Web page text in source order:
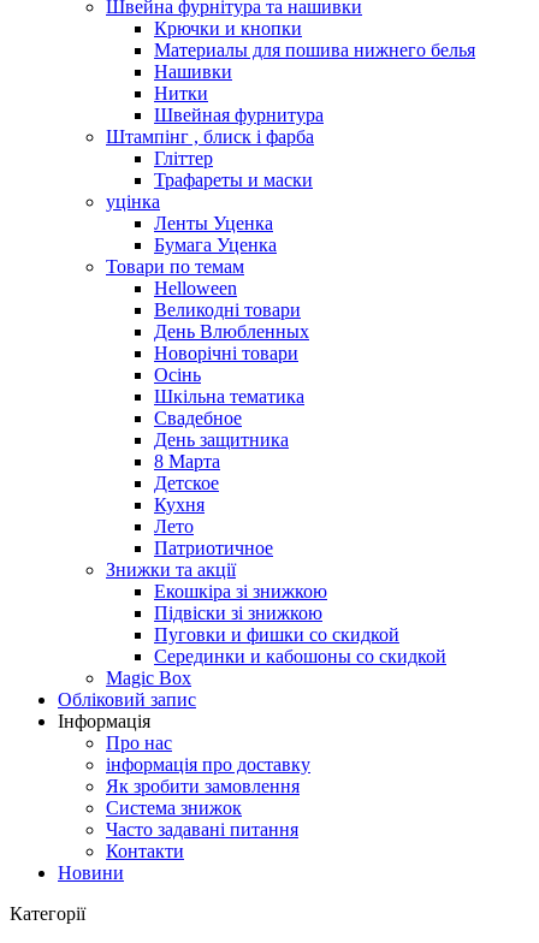
Швейна фурнітура та нашивки
Крючки и кнопки
Материалы для пошива нижнего белья
Нашивки
Нитки
Швейная фурнитура
Штампінг , блиск і фарба
Гліттер
Трафареты и маски
уцінка
Ленты Уценка
Бумага Уценка
Товари по темам
Helloween
Великодні товари
День Влюбленных
Новорічні товари
Осінь
Шкільна тематика
Свадебное
День защитника
8 Марта
Детское
Кухня
Лето
Патриотичное
Знижки та акції
Екошкіра зі знижкою
Підвіски зі знижкою
Пуговки и фишки со скидкой
Серединки и кабошоны со скидкой
Magic Box
Обліковий запис
Інформація
Про нас
інформація про доставку
Як зробити замовлення
Система знижок
Часто задавані питання
Контакти
Новини
Категорії